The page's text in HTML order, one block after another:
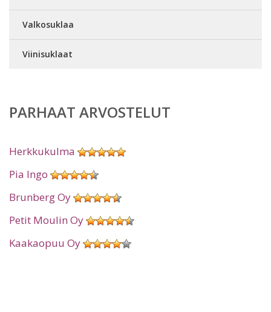
Valkosuklaa
Viinisuklaat
PARHAAT ARVOSTELUT
Herkkukulma
Pia Ingo
Brunberg Oy
Petit Moulin Oy
Kaakaopuu Oy